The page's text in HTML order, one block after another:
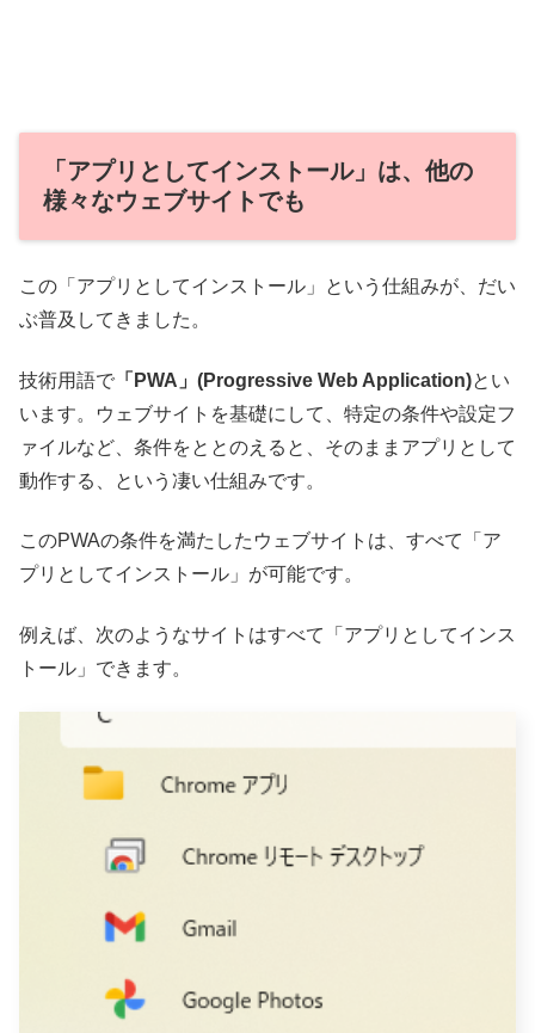
「アプリとしてインストール」は、他の
様々なウェブサイトでも
この「アプリとしてインストール」という仕組みが、だい
ぶ普及してきました。
技術用語で 「PWA」(Progressive Web Application)とい
います。ウェブサイトを基礎にして、特定の条件や設定フ
ァイルなど、条件をととのえると、そのままアプリとして
動作する、という凄い仕組みです。
このPWAの条件を満たしたウェブサイトは、すべて「ア
プリとしてインストール」が可能です。
例えば、次のようなサイトはすべて「アプリとしてインス
トール」できます。